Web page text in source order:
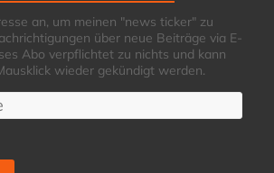
an, um meinen "news ticker" zu
über neue Beiträge via E-
Abo verpflichtet zu nichts und kann
wieder gekündigt werden.